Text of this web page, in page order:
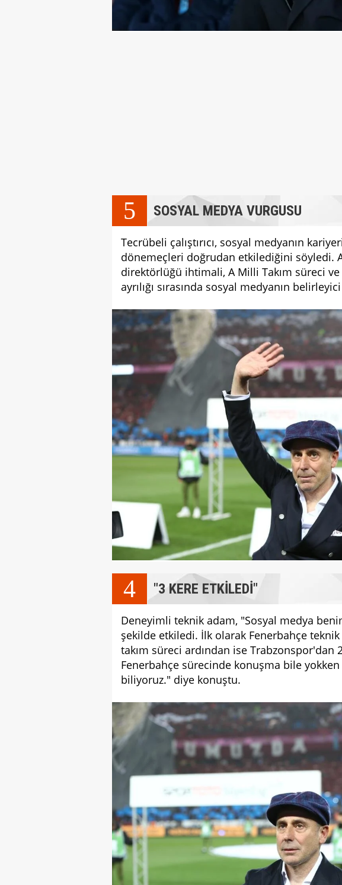
5 SOSYAL MEDYA VURGUSU
Tecrübeli çalıştırıcı, sosyal medyanın
dönemeçleri doğrudan etkilediğini söyledi.
direktörlüğü ihtimali, A Milli Takım süreci ve
ayrılığı sırasında sosyal medyanın
4 "3 KERE ETKİLEDİ"
Deneyimli teknik adam, "Sosyal medya
şekilde etkiledi. İlk olarak Fenerbahçe
takım süreci ardından ise Trabzonspor'dan
Fenerbahçe sürecinde konuşma bile
biliyoruz." diye konuştu.